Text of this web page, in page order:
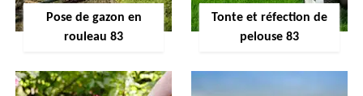
Pose de gazon en
rouleau 83
Tonte et réfection de
pelouse 83